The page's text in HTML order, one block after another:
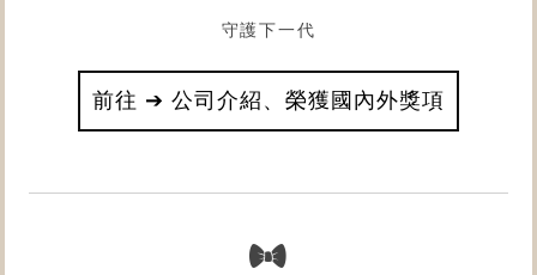
守護下一代
前往 ➔ 公司介紹、榮獲國內外獎項